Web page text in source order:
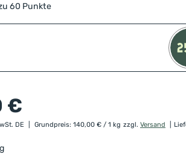
60 Punkte
€
DE Grundpreis: 140,00 € / 1 kg zzgl. Versand